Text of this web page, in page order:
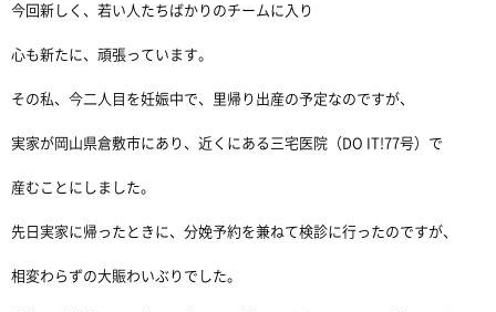
今回新しく、若い人たちばかりのチームに入り
心も新たに、頑張っています。
その私、今二人目を妊娠中で、里帰り出産の予定なのですが、
実家が岡山県倉敷市にあり、近くにある三宅医院（DO IT!77号）で
産むことにしました。
先日実家に帰ったときに、分娩予約を兼ねて検診に行ったのですが、
相変わらずの大賑わいぶりでした。